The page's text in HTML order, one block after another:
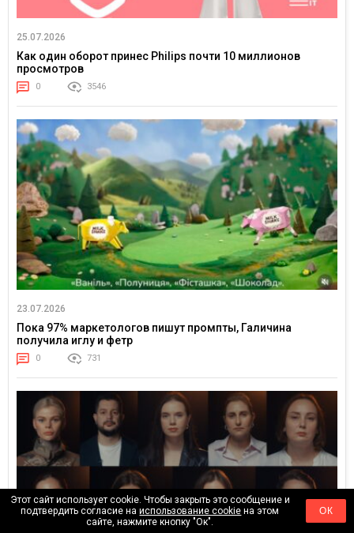
25.07.2026
Как один оборот принес Philips почти 10 миллионов
просмотров
0 3546
23.07.2026
Пока 97% маркетологов пишут промпты, Галичина
получила иглу и фетр
0 731
Этот сайт использует cookie. Чтобы закрыть это сообщение и
подтвердить согласие наиспользование cookie на этом
сайте, нажмите кнопку "Ок".
ОК